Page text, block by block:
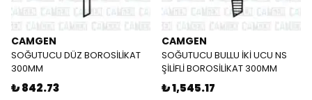
CAMGEN
SOĞUTUCU DÜZ BOROSİLİKAT
300MM
₺ 842.73
CAMGEN
SOĞUTUCU BULLU İKİ UCU NS
ŞİLİFLİ BOROSİLİKAT 300MM
₺ 1,545.17